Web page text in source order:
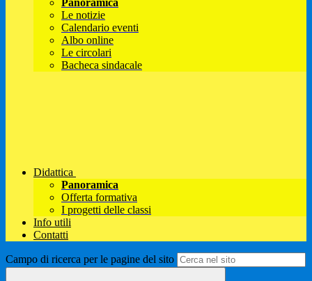
Panoramica
Le notizie
Calendario eventi
Albo online
Le circolari
Bacheca sindacale
Didattica
Panoramica
Offerta formativa
I progetti delle classi
Info utili
Contatti
Campo di ricerca per le pagine del sito